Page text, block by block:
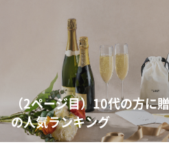
（2ページ目）10代の方に
の人気ランキング